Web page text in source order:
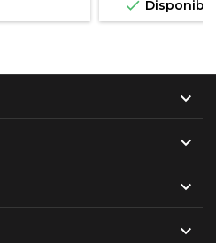




